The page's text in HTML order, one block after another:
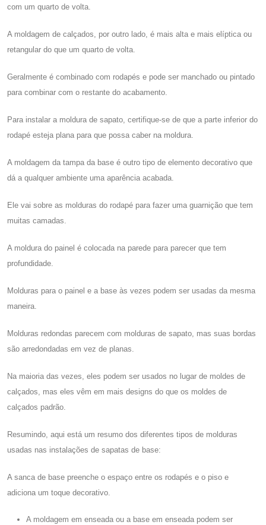
com um quarto de volta.
A moldagem de calçados, por outro lado, é mais alta e mais elíptica ou
retangular do que um quarto de volta.
Geralmente é combinado com rodapés e pode ser manchado ou pintado
para combinar com o restante do acabamento.
Para instalar a moldura de sapato, certifique-se de que a parte inferior do
rodapé esteja plana para que possa caber na moldura.
A moldagem da tampa da base é outro tipo de elemento decorativo que
dá a qualquer ambiente uma aparência acabada.
Ele vai sobre as molduras do rodapé para fazer uma guarnição que tem
muitas camadas.
A moldura do painel é colocada na parede para parecer que tem
profundidade.
Molduras para o painel e a base às vezes podem ser usadas da mesma
maneira.
Molduras redondas parecem com molduras de sapato, mas suas bordas
são arredondadas em vez de planas.
Na maioria das vezes, eles podem ser usados ​​no lugar de moldes de
calçados, mas eles vêm em mais designs do que os moldes de
calçados padrão.
Resumindo, aqui está um resumo dos diferentes tipos de molduras
usadas nas instalações de sapatas de base:
A sanca de base preenche o espaço entre os rodapés e o piso e
adiciona um toque decorativo.
A moldagem em enseada ou a base em enseada podem ser